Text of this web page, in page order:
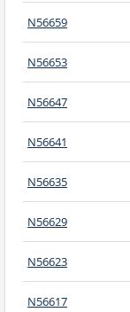
N56659
N56653
N56647
N56641
N56635
N56629
N56623
N56617